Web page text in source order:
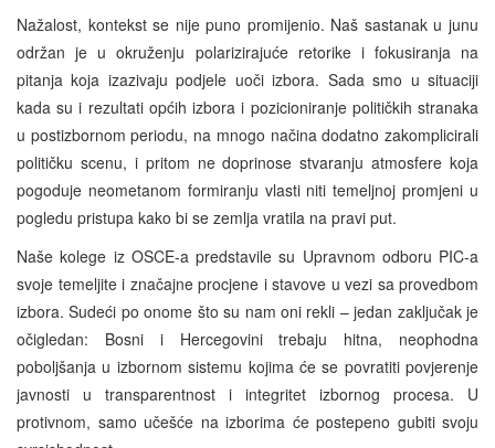
Nažalost, kontekst se nije puno promijenio. Naš sastanak u junu
održan je u okruženju polarizirajuće retorike i fokusiranja na
pitanja koja izazivaju podjele uoči izbora. Sada smo u situaciji
kada su i rezultati općih izbora i pozicioniranje političkih stranaka
u postizbornom periodu, na mnogo načina dodatno zakomplicirali
političku scenu, i pritom ne doprinose stvaranju atmosfere koja
pogoduje neometanom formiranju vlasti niti temeljnoj promjeni u
pogledu pristupa kako bi se zemlja vratila na pravi put.
Naše kolege iz OSCE-a predstavile su Upravnom odboru PIC-a
svoje temeljite i značajne procjene i stavove u vezi sa provedbom
izbora. Sudeći po onome što su nam oni rekli – jedan zaključak je
očigledan: Bosni i Hercegovini trebaju hitna, neophodna
poboljšanja u izbornom sistemu kojima će se povratiti povjerenje
javnosti u transparentnost i integritet izbornog procesa. U
protivnom, samo učešće na izborima će postepeno gubiti svoju